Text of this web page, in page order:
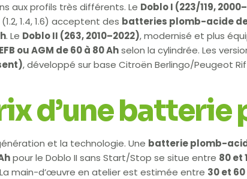
aux profils très différents. Le Doblo I (223/119,
1.4, 1.6) acceptent des batteries plomb-acide de
. Le Doblo II (263, 2010–2022), modernisé et plus
ou AGM de 60 à 80 Ahselon la cylindrée. Les
, développé sur base Citroën Berlingo/Peugeot
d’une batterie
et la technologie. Une batterie plomb-
pour le Doblo II sans Start/Stop se situe entre 80 et
main-d’œuvre en atelier est estimée entre 30 et